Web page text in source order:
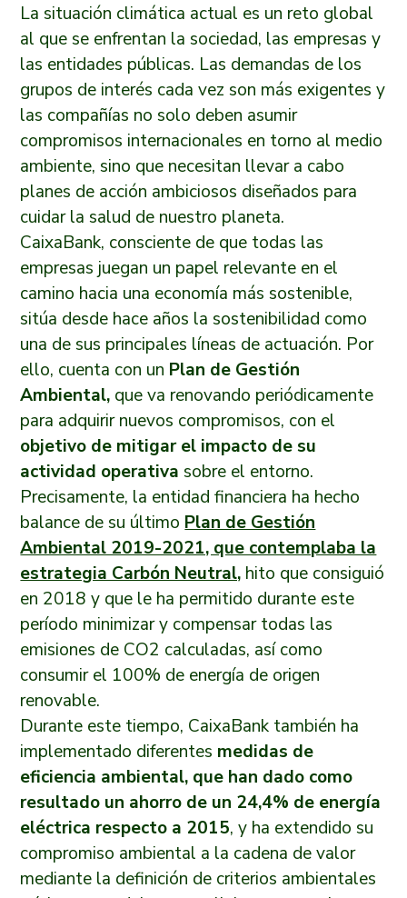
La situación climática actual es un reto global
al que se enfrentan la sociedad, las empresas y
las entidades públicas. Las demandas de los
grupos de interés cada vez son más exigentes y
las compañías no solo deben asumir
compromisos internacionales en torno al medio
ambiente, sino que necesitan llevar a cabo
planes de acción ambiciosos diseñados para
cuidar la salud de nuestro planeta.
CaixaBank, consciente de que todas las
empresas juegan un papel relevante en el
camino hacia una economía más sostenible,
sitúa desde hace años la sostenibilidad como
una de sus principales líneas de actuación. Por
ello, cuenta con un Plan de Gestión
Ambiental, que va renovando periódicamente
para adquirir nuevos compromisos, con el
objetivo de mitigar el impacto de su
actividad operativa sobre el entorno.
Precisamente, la entidad financiera ha hecho
balance de su último Plan de Gestión
Ambiental 2019-2021, que contemplaba la
estrategia Carbón Neutral, hito que consiguió
en 2018 y que le ha permitido durante este
período minimizar y compensar todas las
emisiones de CO2 calculadas, así como
consumir el 100% de energía de origen
renovable.
Durante este tiempo, CaixaBank también ha
implementado diferentes medidas de
eficiencia ambiental, que han dado como
resultado un ahorro de un 24,4% de energía
eléctrica respecto a 2015, y ha extendido su
compromiso ambiental a la cadena de valor
mediante la definición de criterios ambientales